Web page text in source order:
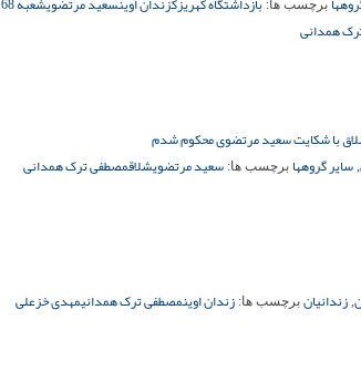
برچسب ها:
همدانی
, سایر گروهها برچسب ها: سعید مرتضویشلاقمصطفی ترک همدانی
, زندانیان برچسب ها: زندان اوینمصطفی ترک همدانیمهدی خزعلی